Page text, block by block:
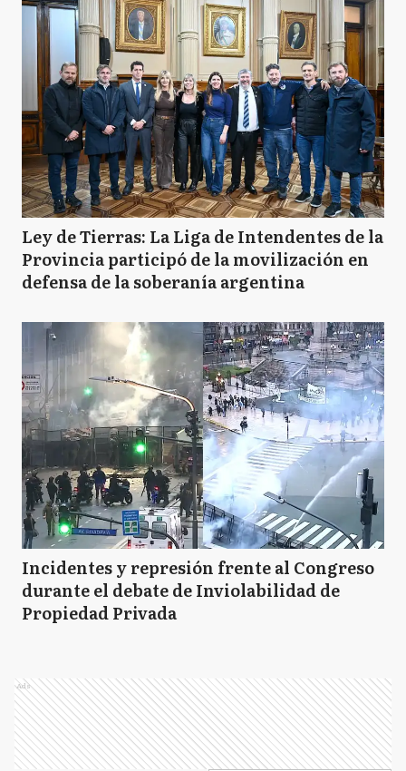
Ley de Tierras: La Liga de Intendentes de la
Provincia participó de la movilización en
defensa de la soberanía argentina
Incidentes y represión frente al Congreso
durante el debate de Inviolabilidad de
Propiedad Privada
Ads